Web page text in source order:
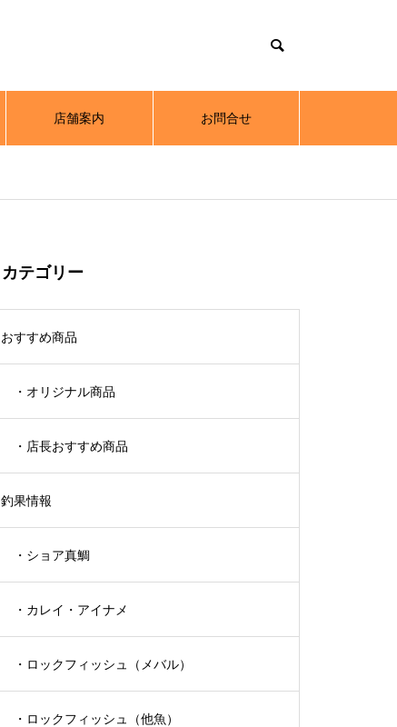
店舗案内 お問合せ
カテゴリー
おすすめ商品
・オリジナル商品
・店長おすすめ商品
釣果情報
・ショア真鯛
・カレイ・アイナメ
・ロックフィッシュ（メバル）
・ロックフィッシュ（他魚）